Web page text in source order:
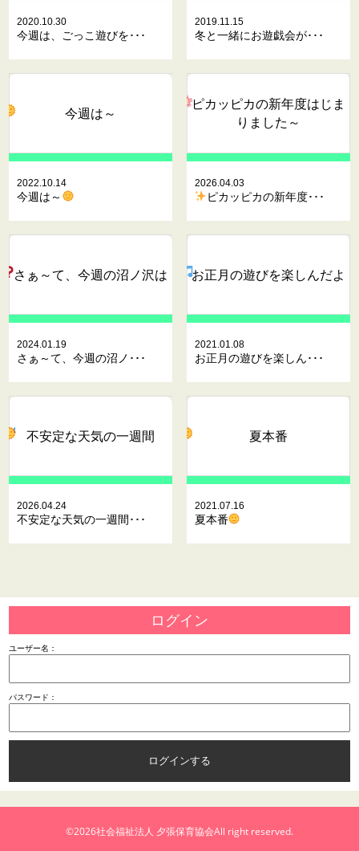
2020.10.30
今週は、ごっこ遊びを･･･
2019.11.15
冬と一緒にお遊戯会が･･･
今週は～
2022.10.14
今週は～
ピカッピカの新年度はじま
りました～
2026.04.03
ピカッピカの新年度･･･
さぁ～て、今週の沼ノ沢は
2024.01.19
さぁ～て、今週の沼ノ･･･
お正月の遊びを楽しんだよ
2021.01.08
お正月の遊びを楽しん･･･
不安定な天気の一週間
2026.04.24
不安定な天気の一週間･･･
夏本番
2021.07.16
夏本番
ログイン
ユーザー名：
パスワード：
©2026社会福祉法人 夕張保育協会All right reserved.